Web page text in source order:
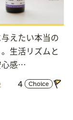
えたい本当の
。生活リズムと
心感…
4 Choice